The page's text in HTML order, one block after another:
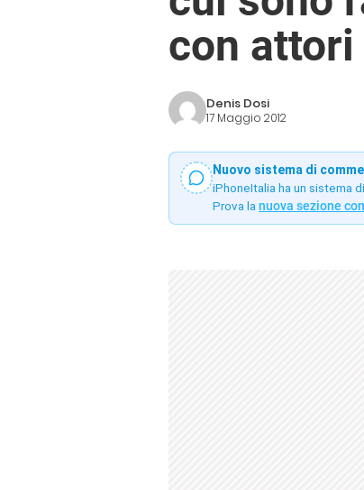
con
Denis Dosi
17 Maggio 2012
Nuovo sistema di
iPhoneItalia ha un sistema
Prova la nuova sezione